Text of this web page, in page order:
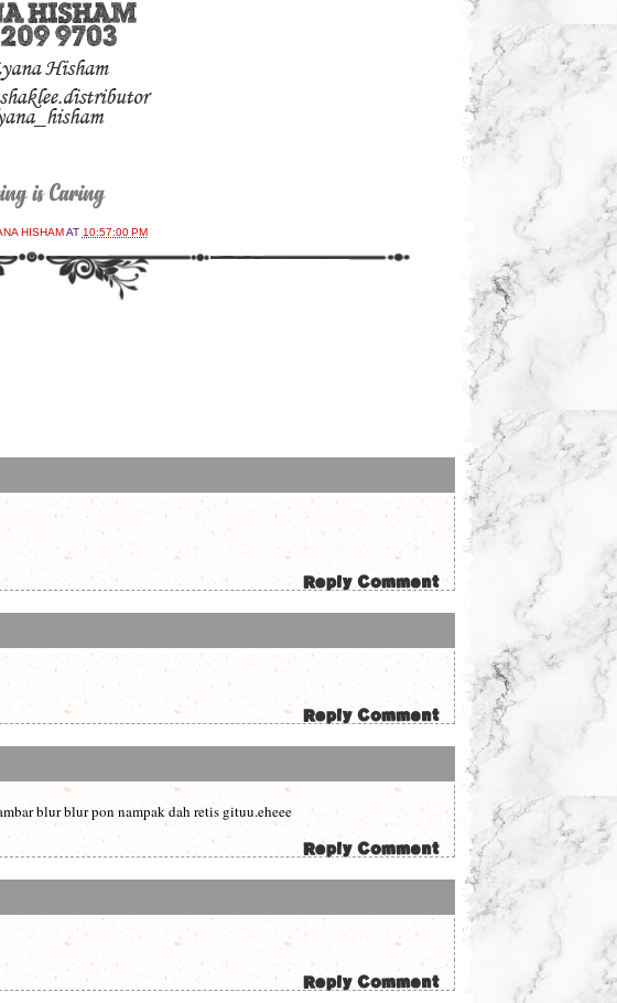
HISHAMAT 10:57:00 PM
blur blur pon nampak dah retis gituu.eheee